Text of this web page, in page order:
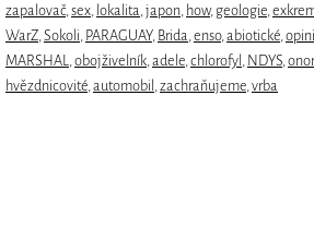
zapalovač,sex, lokalita,japon, how, geologie,
WarZ,Sokoli, PARAGUAY, Brida,enso,abiotické,
MARSHAL,obojživelník,adele,chlorofyl , NDYS,onor
hvězdnicovité,automobil ,zachraňujeme,vrba